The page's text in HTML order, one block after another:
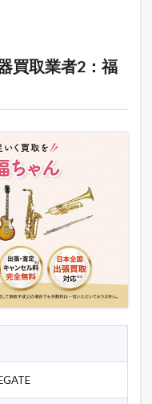
買取業者2：福